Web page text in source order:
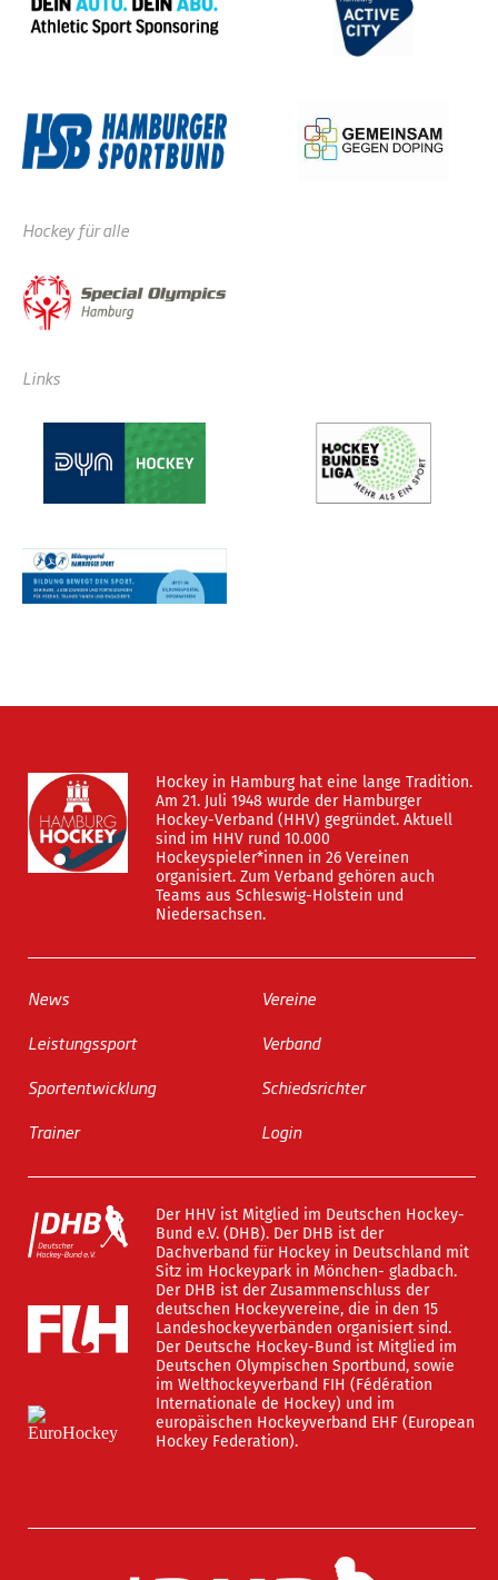
Hockey für alle
Links
Hockey in Hamburg hat eine lange Tradition.
Am 21. Juli 1948 wurde der Hamburger
Hockey-Verband (HHV) gegründet. Aktuell
sind im HHV rund 10.000
Hockeyspieler*innen in 26 Vereinen
organisiert. Zum Verband gehören auch
Teams aus Schleswig-Holstein und
Niedersachsen.
News
Leistungssport
Sportentwicklung
Trainer
Vereine
Verband
Schiedsrichter
Login
Der HHV ist Mitglied im Deutschen Hockey-
Bund e.V. (DHB). Der DHB ist der
Dachverband für Hockey in Deutschland mit
Sitz im Hockeypark in Mönchen- gladbach.
Der DHB ist der Zusammenschluss der
deutschen Hockeyvereine, die in den 15
Landeshockeyverbänden organisiert sind.
Der Deutsche Hockey-Bund ist Mitglied im
Deutschen Olympischen Sportbund, sowie
im Welthockeyverband FIH (Fédération
Internationale de Hockey) und im
europäischen Hockeyverband EHF (European
Hockey Federation).